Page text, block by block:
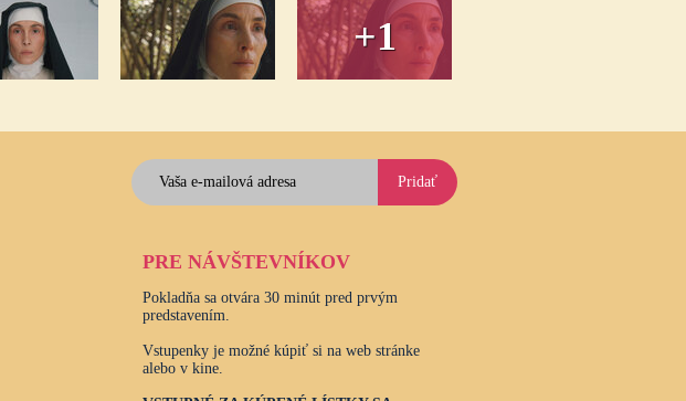
+1
Pridať
PRE NÁVŠTEVNÍKOV
Pokladňa sa otvára 30 minút pred prvým
predstavením.
Vstupenky je možné kúpiť si na web stránke
alebo v kine.